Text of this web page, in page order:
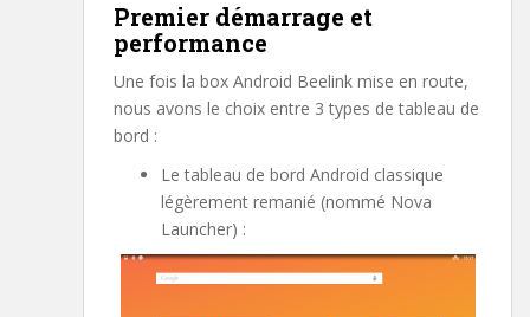
Premier démarrage et
performance
Une fois la box Android Beelink mise en route,
nous avons le choix entre 3 types de tableau de
bord :
Le tableau de bord Android classique
légèrement remanié (nommé Nova
Launcher) :